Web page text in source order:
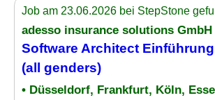
Job am 23.06.2026 bei StepStone
adesso insurance solutions GmbH
Software Architect
(all genders)
• Düsseldorf, Frankfurt, Köln,